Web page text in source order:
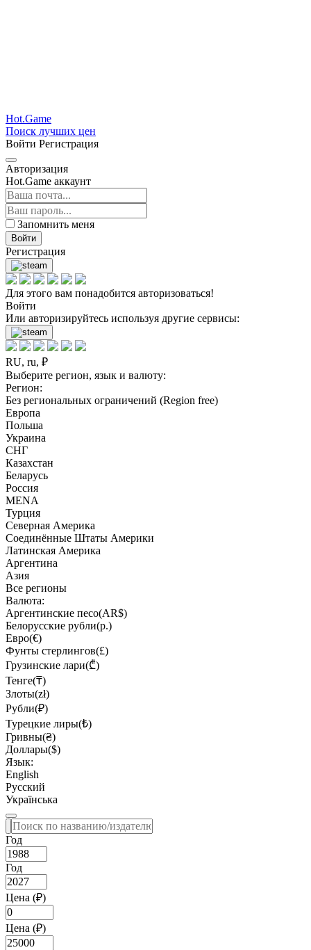
Hot.Game
Поиск лучших цен
Войти Регистрация
Авторизация
Hot.Game аккаунт
Запомнить меня
Войти
Регистрация
Для этого вам понадобится авторизоваться!
Войти
Или авторизируйтесь используя другие сервисы:
RU, ru, ₽
Выберите регион, язык и валюту:
Регион:
Без региональных ограничений (Region free)
Европа
Польша
Украина
СНГ
Казахстан
Беларусь
Россия
MENA
Турция
Северная Америка
Соединённые Штаты Америки
Латинская Америка
Аргентина
Азия
Все регионы
Валюта:
Аргентинские песо(AR$)
Белорусские рубли(р.)
Евро(€)
Фунты стерлингов(£)
Грузинские лари(₾)
Тенге(₸)
Злоты(zł)
Рубли(₽)
Турецкие лиры(₺)
Гривны(₴)
Доллары($)
Язык:
English
Русский
Українська
Год
Год
Цена (₽)
Цена (₽)